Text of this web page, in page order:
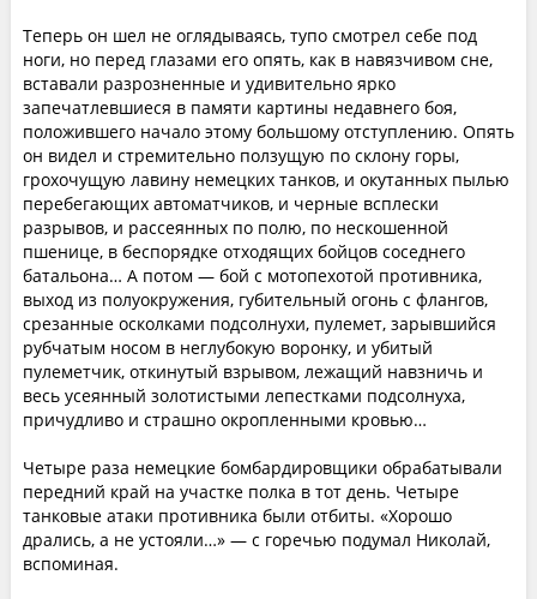
Теперь он шел не оглядываясь, тупо смотрел себе под
ноги, но перед глазами его опять, как в навязчивом сне,
вставали разрозненные и удивительно ярко
запечатлевшиеся в памяти картины недавнего боя,
положившего начало этому большому отступлению. Опять
он видел и стремительно ползущую по склону горы,
грохочущую лавину немецких танков, и окутанных пылью
перебегающих автоматчиков, и черные всплески
разрывов, и рассеянных по полю, по нескошенной
пшенице, в беспорядке отходящих бойцов соседнего
батальона… А потом — бой с мотопехотой противника,
выход из полуокружения, губительный огонь с флангов,
срезанные осколками подсолнухи, пулемет, зарывшийся
рубчатым носом в неглубокую воронку, и убитый
пулеметчик, откинутый взрывом, лежащий навзничь и
весь усеянный золотистыми лепестками подсолнуха,
причудливо и страшно окропленными кровью…
Четыре раза немецкие бомбардировщики обрабатывали
передний край на участке полка в тот день. Четыре
танковые атаки противника были отбиты. «Хорошо
дрались, а не устояли…» — с горечью подумал Николай,
вспоминая.